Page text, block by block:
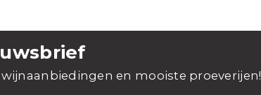
en mooiste proeverijen!